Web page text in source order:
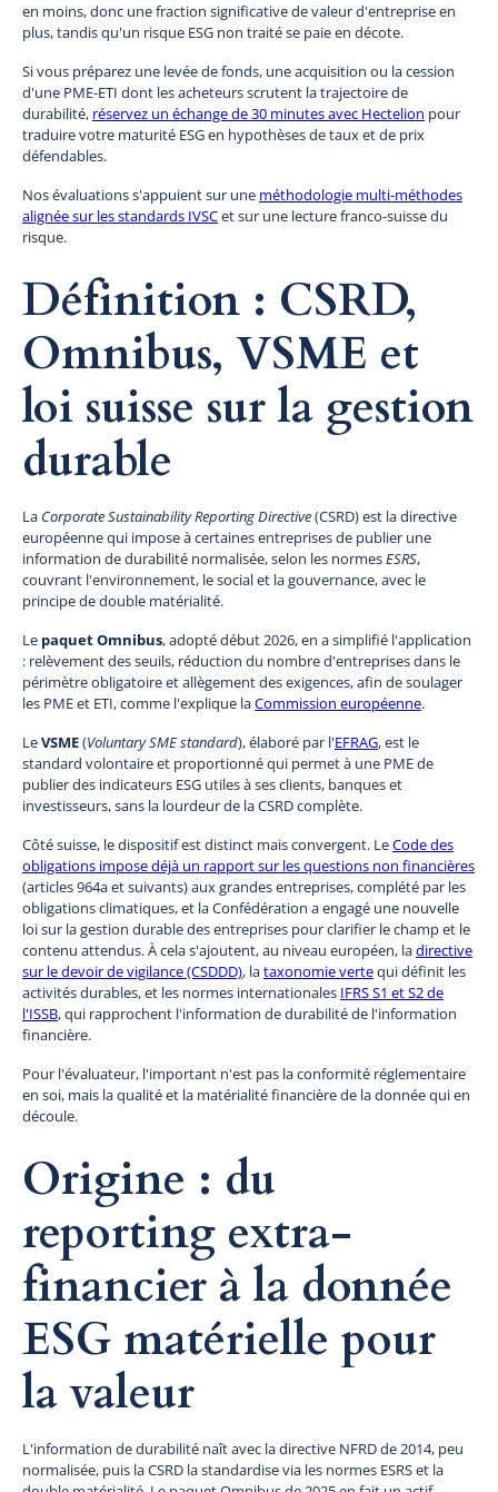
en moins, donc une fraction significative de valeur d'entreprise en
plus, tandis qu'un risque ESG non traité se paie en décote.
Si vous préparez une levée de fonds, une acquisition ou la cession
d'une PME-ETI dont les acheteurs scrutent la trajectoire de
durabilité, réservez un échange de 30 minutes avec Hectelion pour
traduire votre maturité ESG en hypothèses de taux et de prix
défendables.
Nos évaluations s'appuient sur une méthodologie multi-méthodes
alignée sur les standards IVSCet sur une lecture franco-suisse du
risque.
Définition : CSRD,
Omnibus, VSME et
loi suisse sur la gestion
durable
La Corporate Sustainability Reporting Directive(CSRD) est la directive
européenne qui impose à certaines entreprises de publier une
information de durabilité normalisée, selon les normesESRS,
couvrant l'environnement, le social et la gouvernance, avec le
principe de double matérialité.
Le paquet Omnibus, adopté début 2026, en a simplifié l'application
: relèvement des seuils, réduction du nombre d'entreprises dans le
périmètre obligatoire et allègement des exigences, afin de soulager
les PME et ETI, comme l'explique laCommission européenne.
LeVSME(Voluntary SME standard), élaboré par l'EFRAG, est le
standard volontaire et proportionné qui permet à une PME de
publier des indicateurs ESG utiles à ses clients, banques et
investisseurs, sans la lourdeur de la CSRD complète.
Côté suisse, le dispositif est distinct mais convergent. LeCode des
obligations impose déjà un rapport sur les questions non financières
(articles 964a et suivants) aux grandes entreprises, complété par les
obligations climatiques, et la Confédération a engagé une nouvelle
loi sur la gestion durable des entreprises pour clarifier le champ et le
contenu attendus. À cela s'ajoutent, au niveau européen, ladirective
sur le devoir de vigilance (CSDDD), lataxonomie vertequi définit les
activités durables, et les normes internationales IFRS S1 et S2 de
l'ISSB, qui rapprochent l'information de durabilité de l'information
financière.
Pour l'évaluateur, l'important n'est pas la conformité réglementaire
en soi, mais la qualité et la matérialité financière de la donnée qui en
découle.
Origine : du
reporting extra-
financier à la donnée
ESG matérielle pour
la valeur
L'information de durabilité naît avec la directive NFRD de 2014, peu
normalisée, puis la CSRD la standardise via les normes ESRS et la